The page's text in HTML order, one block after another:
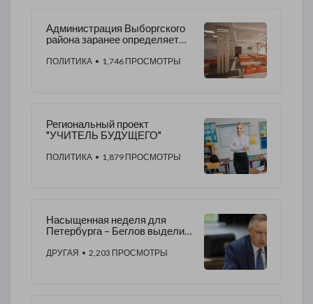
Администрация Выборгского
района заранее определяет
ПОЛИТИКА • 1,746 ПРОСМОТРЫ
Региональный проект
"УЧИТЕЛЬ БУДУЩЕГО"
ПОЛИТИКА • 1,879 ПРОСМОТРЫ
Насыщенная неделя для
Петербурга – Беглов выделил
ДРУГАЯ • 2,203 ПРОСМОТРЫ